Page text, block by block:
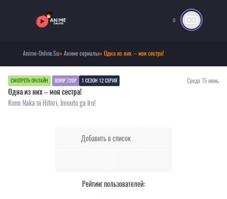
0
Anime-Online.Su»Аниме сериалы» Одна из них – моя сестра!
СМОТРЕТЬ ОНЛАЙН BDRIP 720P 1 СЕЗОН 12 СЕРИЯ Среда 15 июнь
Одна из них – моя сестра!
Kono Naka ni Hitori, Imouto ga Iru!
Добавить в список
Рейтинг пользователей: